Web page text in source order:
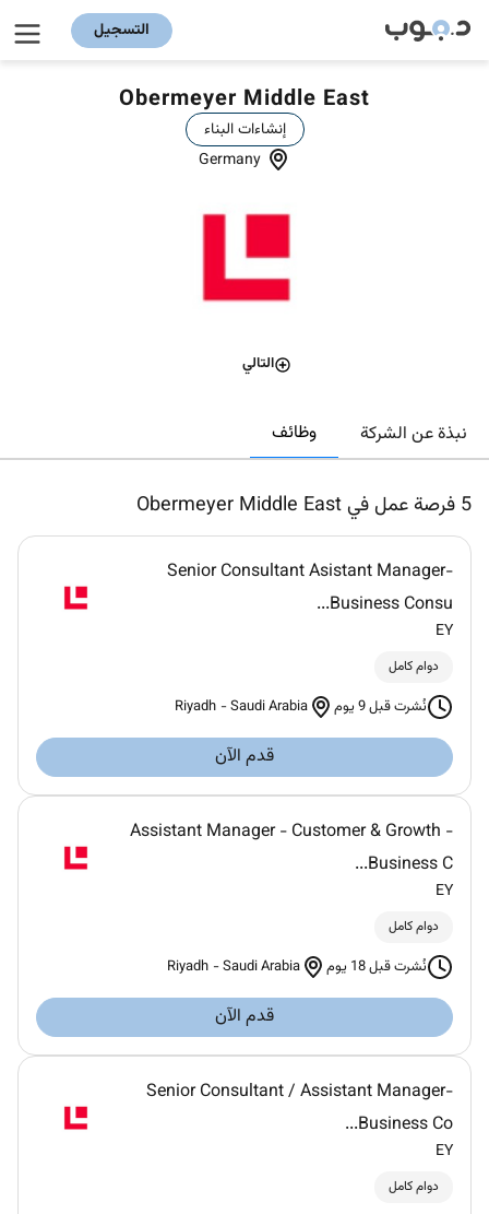
التسجيل
Obermeyer Middle East
إنشاءات البناء
Germany
التالي
نبذة عن الشركة وظائف
5 فرصة عمل في Obermeyer Middle East
Senior Consultant Asistant Manager-
Business Consu...
EY
دوام كامل
نُشرت قبل 9 يوم Riyadh -Saudi Arabia
قدم الآن
Assistant Manager - Customer & Growth -
Business C...
EY
دوام كامل
نُشرت قبل 18 يوم Riyadh -Saudi Arabia
قدم الآن
Senior Consultant / Assistant Manager-
Business Co...
EY
دوام كامل